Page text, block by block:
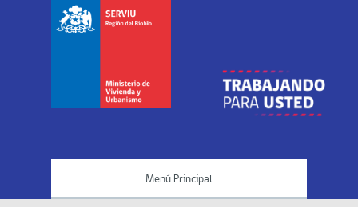
Menú Principal